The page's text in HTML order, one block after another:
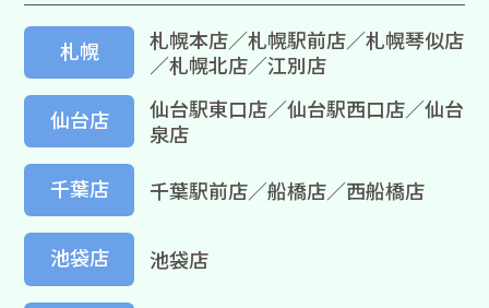
札幌
札幌本店／札幌駅前店／札幌琴似店
／札幌北店／江別店
仙台店
仙台駅東口店／仙台駅西口店／仙台
泉店
千葉店
千葉駅前店／船橋店／西船橋店
池袋店 池袋店